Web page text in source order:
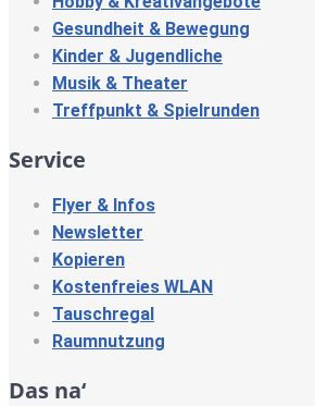
Gesundheit & Bewegung
Kinder & Jugendliche
Musik & Theater
Treffpunkt & Spielrunden
Service
Flyer & Infos
Newsletter
Kopieren
Kostenfreies WLAN
Tauschregal
Raumnutzung
Das na‘